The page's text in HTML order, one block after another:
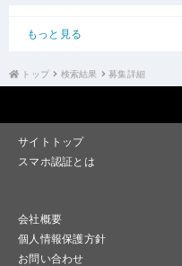
もっと見る
トップ 検索結果 募集詳細
サイトトップ
スマホ認証とは
会社概要
個人情報保護方針
お問い合わせ